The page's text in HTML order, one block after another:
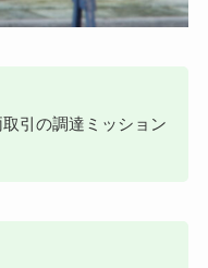
引の調達ミッション